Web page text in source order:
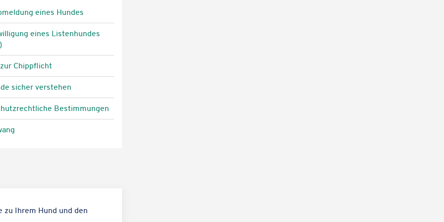
eines Hundes
eines Listen­hun­des
Chippflicht
sicher verstehen
Bestimmungen
zu Ihrem Hund und denKarteninhalte zulassen